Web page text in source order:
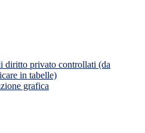
diritto privato controllati (da
in tabelle)
grafica